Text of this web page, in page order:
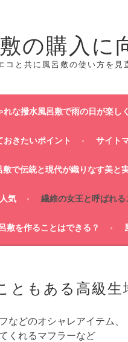
の購入に
コと共に風呂敷の使い方を見
れな撥水風呂敷で雨の日が楽し
きたいポイント サイト
敷で伝統と現代が織りなす美と
気 繊維の女王と呼ばれ
敷を作ることはできる？
ともある高級生
などのオシャレアイテム、
くれるマフラーなど